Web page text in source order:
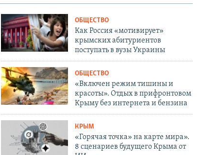
ОБЩЕСТВО
Как Россия «мотивирует»
крымских абитуриентов
поступать в вузы Украины
ОБЩЕСТВО
«Включен режим тишины и
красоты». Отдых в прифронтовом
Крыму без интернета и бензина
КРЫМ
«Горячая точка» на карте мира».
8 сценариев будущего Крыма от